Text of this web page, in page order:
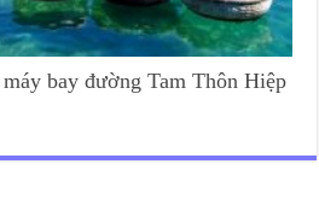
bay đường Tam Thôn Hiệp